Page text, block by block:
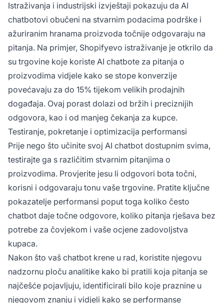
Istraživanja i industrijski izvještaji pokazuju da AI
chatbotovi obučeni na stvarnim podacima podrške i
ažuriranim hranama proizvoda točnije odgovaraju na
pitanja. Na primjer, Shopifyevo istraživanje je otkrilo da
su trgovine koje koriste AI chatbote za pitanja o
proizvodima vidjele kako se stope konverzije
povećavaju za do 15% tijekom velikih prodajnih
događaja. Ovaj porast dolazi od bržih i preciznijih
odgovora, kao i od manjeg čekanja za kupce.
Testiranje, pokretanje i optimizacija performansi
Prije nego što učinite svoj AI chatbot dostupnim svima,
testirajte ga s različitim stvarnim pitanjima o
proizvodima. Provjerite jesu li odgovori bota točni,
korisni i odgovaraju tonu vaše trgovine. Pratite ključne
pokazatelje performansi poput toga koliko često
chatbot daje točne odgovore, koliko pitanja rješava bez
potrebe za čovjekom i vaše ocjene zadovoljstva
kupaca.
Nakon što vaš chatbot krene u rad, koristite njegovu
nadzornu ploču analitike kako bi pratili koja pitanja se
najčešće pojavljuju, identificirali bilo koje praznine u
njegovom znanju i vidjeli kako se performanse